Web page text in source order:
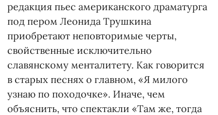
редакция пьес американского драматурга
под пером Леонида Трушкина
приобретают неповторимые черты,
свойственные исключительно
славянскому менталитету. Как говорится
в старых песнях о главном, «Я милого
узнаю по походочке». Иначе, чем
объяснить, что спектакли «Там же, тогда